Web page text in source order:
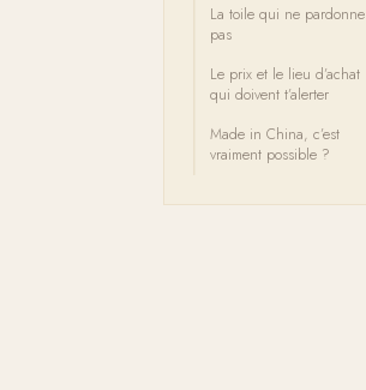
La toile qui ne pardonne
pas
Le prix et le lieu d’achat
qui doivent t’alerter
Made in China, c’est
vraiment possible ?